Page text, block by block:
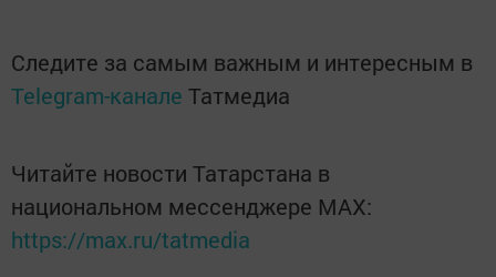
Следите за самым важным и интересным в
Telegram-канале Татмедиа
Читайте новости Татарстана в
национальном мессенджере MАХ:
https://max.ru/tatmedia